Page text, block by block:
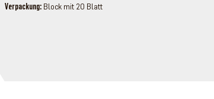
Verpackung Block mit 20 Blatt